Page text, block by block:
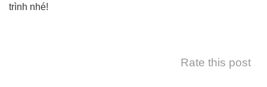
trình nhé!
Rate this post